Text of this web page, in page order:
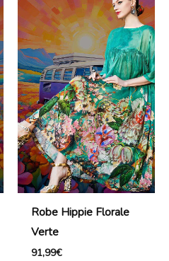
Robe Hippie Florale
Verte
91,99€